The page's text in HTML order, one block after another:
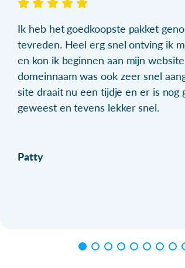
Ik heb het goedkoopste pakket
tevreden. Heel erg snel ontving ik
en kon ik beginnen aan mijn
domeinnaam was ook zeer snel
site draait nu een tijdje en er is nog
geweest en tevens lekker snel.
Patty